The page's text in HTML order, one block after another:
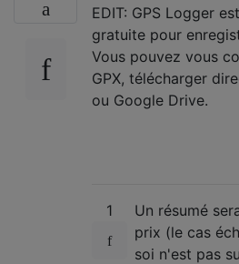
EDIT: GPS Logger
gratuite pour
Vous pouvez vous
GPX, télécharger
ou Google Drive.
1
Un résumé
prix (le cas
soi n'est pas